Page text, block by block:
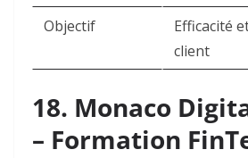
Objectif
Efficacité
client
18. Monaco
– Formation